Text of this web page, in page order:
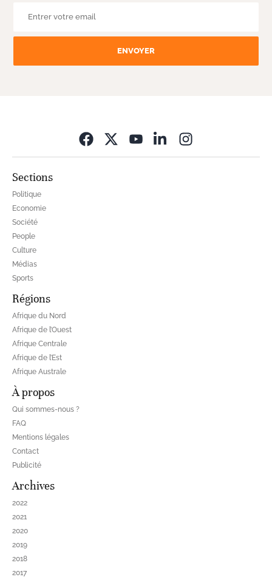
ENVOYER
Sections
Politique
Economie
Société
People
Culture
Médias
Sports
Régions
Afrique du Nord
Afrique de l’Ouest
Afrique Centrale
Afrique de l’Est
Afrique Australe
À propos
Qui sommes-nous ?
FAQ
Mentions légales
Contact
Publicité
Archives
2022
2021
2020
2019
2018
2017